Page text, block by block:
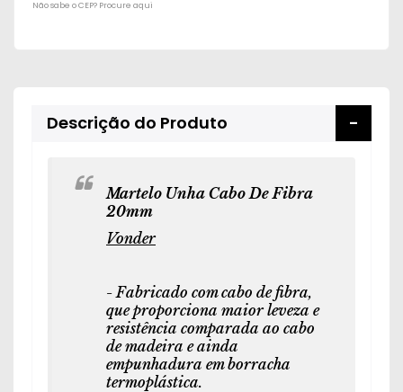
Não sabe o CEP? Procure aqui
Descrição do Produto
Martelo Unha Cabo De Fibra
20mm
Vonder
- Fabricado com cabo de fibra,
que proporciona maior leveza e
resistência comparada ao cabo
de madeira e ainda
empunhadura em borracha
termoplástica.